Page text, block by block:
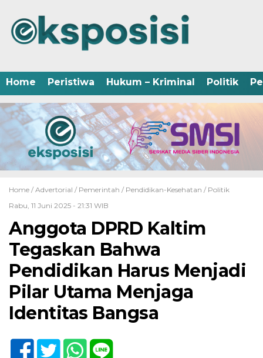
Home Peristiwa Hukum – Kriminal Politik
Home / Advertorial / Pemerintah / Pendidikan-Kesehatan / Politik
Rabu, 11 Juni 2025 - 21:31 WIB
Anggota DPRD Kaltim
Tegaskan Bahwa
Pendidikan Harus Menjadi
Pilar Utama Menjaga
Identitas Bangsa